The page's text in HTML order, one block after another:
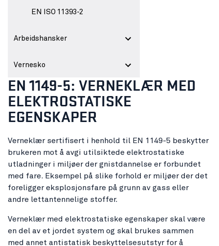
EN ISO 11393-2
Arbeidshansker
Vernesko
EN 1149-5: VERNEKLÆR MED
ELEKTROSTATISKE
EGENSKAPER
Verneklær sertifisert i henhold til EN 1149-5 beskytter
brukeren mot å avgi utilsiktede elektrostatiske
utladninger i miljøer der gnistdannelse er forbundet
med fare. Eksempel på slike forhold er miljøer der det
foreligger eksplosjonsfare på grunn av gass eller
andre lettantennelige stoffer.
Verneklær med elektrostatiske egenskaper skal være
en del av et jordet system og skal brukes sammen
med annet antistatisk beskyttelsesutstyr for å